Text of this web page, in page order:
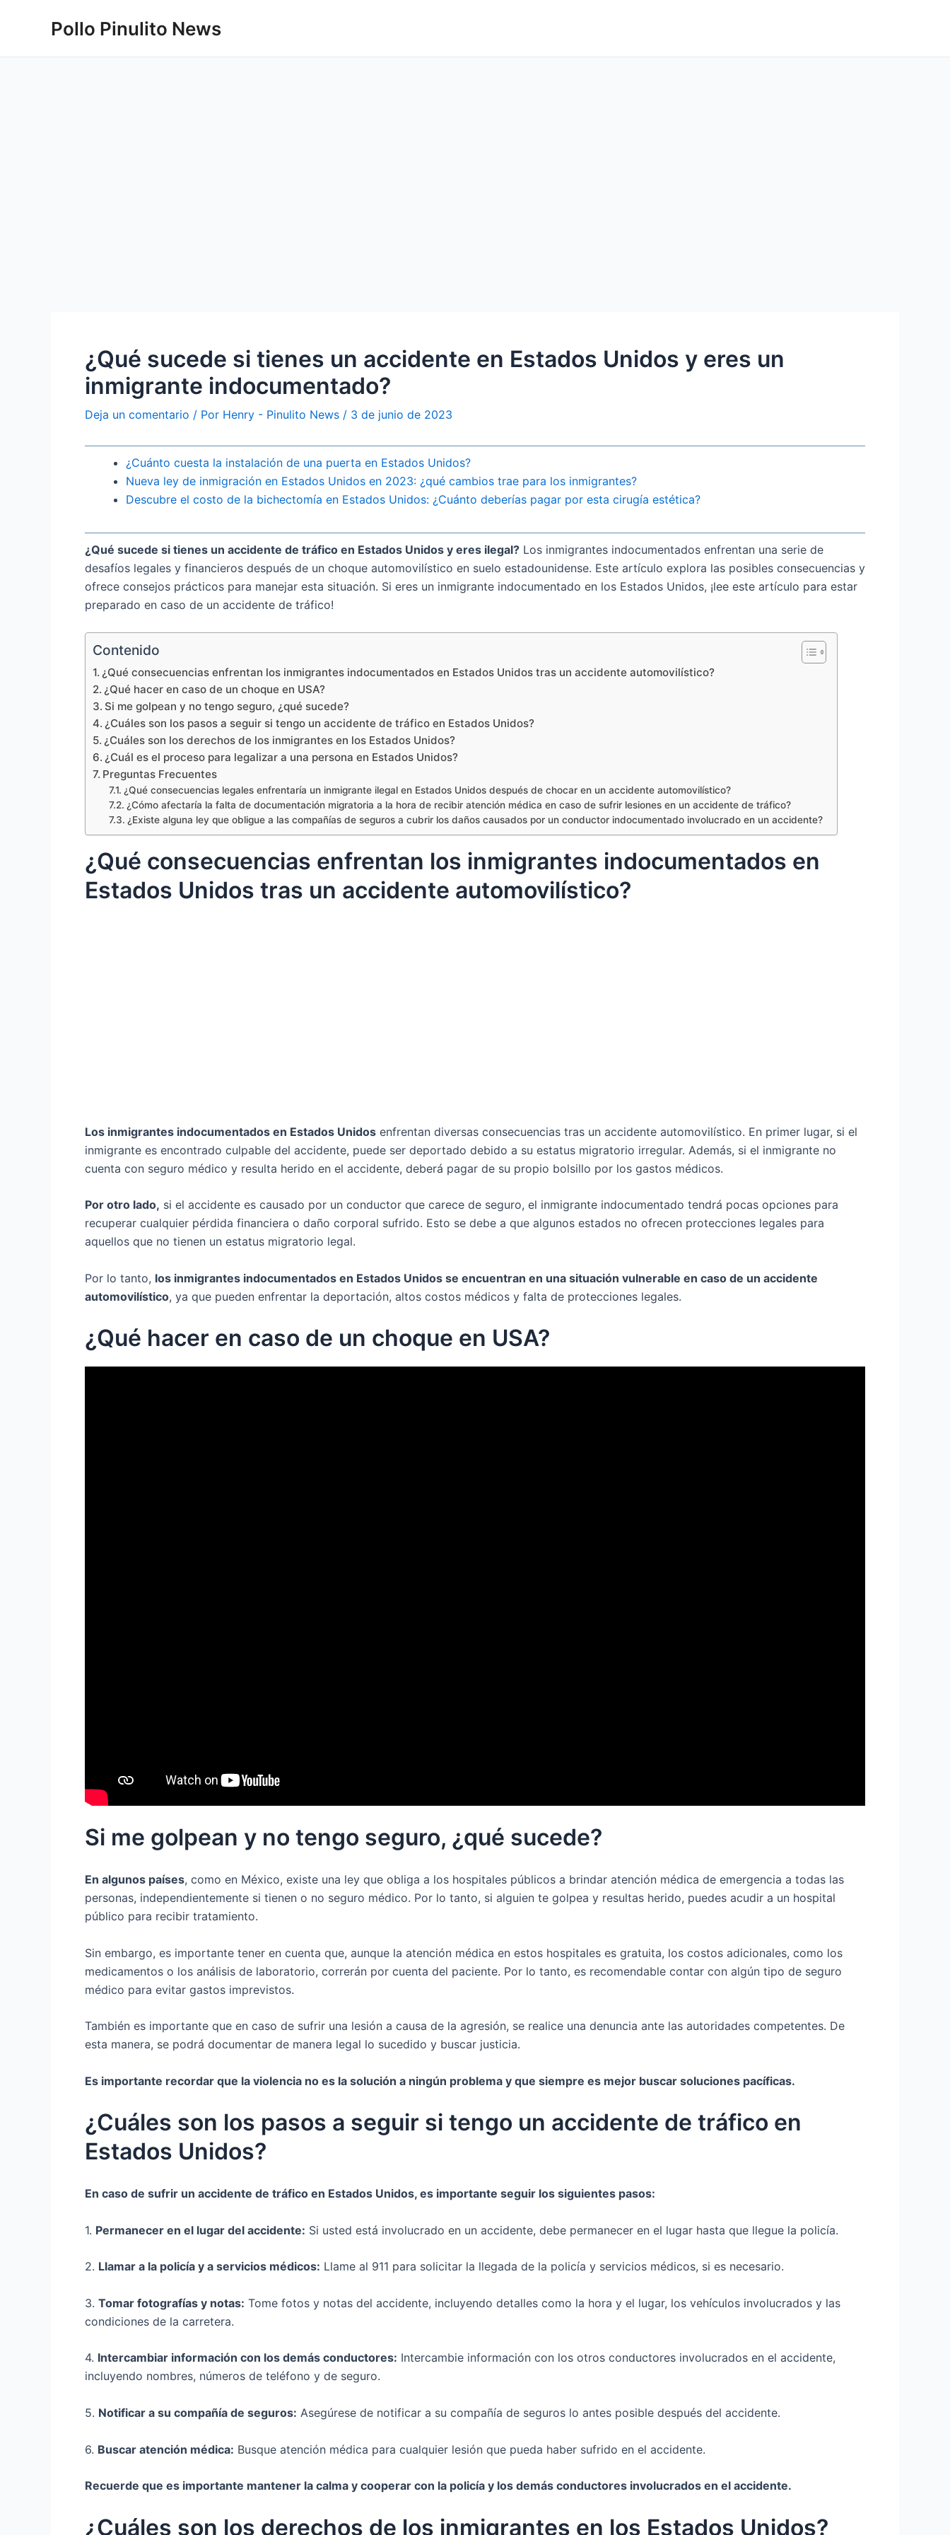
Pollo Pinulito News
¿Qué sucede si tienes un accidente en Estados Unidos y eres un
inmigrante indocumentado?
Deja un comentario / Por Henry - Pinulito News / 3 de junio de 2023
¿Cuánto cuesta la instalación de una puerta en Estados Unidos?
Nueva ley de inmigración en Estados Unidos en 2023: ¿qué cambios trae para los inmigrantes?
Descubre el costo de la bichectomía en Estados Unidos: ¿Cuánto deberías pagar por esta cirugía estética?
¿Qué sucede si tienes un accidente de tráfico en Estados Unidos y eres ilegal? Los inmigrantes indocumentados enfrentan una serie de
desafíos legales y financieros después de un choque automovilístico en suelo estadounidense. Este artículo explora las posibles consecuencias y
ofrece consejos prácticos para manejar esta situación. Si eres un inmigrante indocumentado en los Estados Unidos, ¡lee este artículo para estar
preparado en caso de un accidente de tráfico!
Contenido
¿Qué consecuencias enfrentan los inmigrantes indocumentados en Estados Unidos tras un accidente automovilístico?
¿Qué hacer en caso de un choque en USA?
Si me golpean y no tengo seguro, ¿qué sucede?
¿Cuáles son los pasos a seguir si tengo un accidente de tráfico en Estados Unidos?
¿Cuáles son los derechos de los inmigrantes en los Estados Unidos?
¿Cuál es el proceso para legalizar a una persona en Estados Unidos?
Preguntas Frecuentes
¿Qué consecuencias legales enfrentaría un inmigrante ilegal en Estados Unidos después de chocar en un accidente automovilístico?
¿Cómo afectaría la falta de documentación migratoria a la hora de recibir atención médica en caso de sufrir lesiones en un accidente de tráfico?
¿Existe alguna ley que obligue a las compañías de seguros a cubrir los daños causados por un conductor indocumentado involucrado en un accidente?
¿Qué consecuencias enfrentan los inmigrantes indocumentados en
Estados Unidos tras un accidente automovilístico?
Los inmigrantes indocumentados en Estados Unidos enfrentan diversas consecuencias tras un accidente automovilístico. En primer lugar, si el
inmigrante es encontrado culpable del accidente, puede ser deportado debido a su estatus migratorio irregular. Además, si el inmigrante no
cuenta con seguro médico y resulta herido en el accidente, deberá pagar de su propio bolsillo por los gastos médicos.
Por otro lado, si el accidente es causado por un conductor que carece de seguro, el inmigrante indocumentado tendrá pocas opciones para
recuperar cualquier pérdida financiera o daño corporal sufrido. Esto se debe a que algunos estados no ofrecen protecciones legales para
aquellos que no tienen un estatus migratorio legal.
Por lo tanto, los inmigrantes indocumentados en Estados Unidos se encuentran en una situación vulnerable en caso de un accidente
automovilístico, ya que pueden enfrentar la deportación, altos costos médicos y falta de protecciones legales.
¿Qué hacer en caso de un choque en USA?
Si me golpean y no tengo seguro, ¿qué sucede?
En algunos países, como en México, existe una ley que obliga a los hospitales públicos a brindar atención médica de emergencia a todas las
personas, independientemente si tienen o no seguro médico. Por lo tanto, si alguien te golpea y resultas herido, puedes acudir a un hospital
público para recibir tratamiento.
Sin embargo, es importante tener en cuenta que, aunque la atención médica en estos hospitales es gratuita, los costos adicionales, como los
medicamentos o los análisis de laboratorio, correrán por cuenta del paciente. Por lo tanto, es recomendable contar con algún tipo de seguro
médico para evitar gastos imprevistos.
También es importante que en caso de sufrir una lesión a causa de la agresión, se realice una denuncia ante las autoridades competentes. De
esta manera, se podrá documentar de manera legal lo sucedido y buscar justicia.
Es importante recordar que la violencia no es la solución a ningún problema y que siempre es mejor buscar soluciones pacíficas.
¿Cuáles son los pasos a seguir si tengo un accidente de tráfico en
Estados Unidos?
En caso de sufrir un accidente de tráfico en Estados Unidos, es importante seguir los siguientes pasos:
1. Permanecer en el lugar del accidente: Si usted está involucrado en un accidente, debe permanecer en el lugar hasta que llegue la policía.
2. Llamar a la policía y a servicios médicos: Llame al 911 para solicitar la llegada de la policía y servicios médicos, si es necesario.
3. Tomar fotografías y notas: Tome fotos y notas del accidente, incluyendo detalles como la hora y el lugar, los vehículos involucrados y las
condiciones de la carretera.
4. Intercambiar información con los demás conductores: Intercambie información con los otros conductores involucrados en el accidente,
incluyendo nombres, números de teléfono y de seguro.
5. Notificar a su compañía de seguros: Asegúrese de notificar a su compañía de seguros lo antes posible después del accidente.
6. Buscar atención médica: Busque atención médica para cualquier lesión que pueda haber sufrido en el accidente.
Recuerde que es importante mantener la calma y cooperar con la policía y los demás conductores involucrados en el accidente.
¿Cuáles son los derechos de los inmigrantes en los Estados Unidos?